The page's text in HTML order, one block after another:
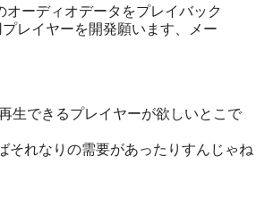
オーディオデータをプレイバック
レイヤーを開発願います、メー
生できるプレイヤーが欲しいとこで
それなりの需要があったりすんじゃね